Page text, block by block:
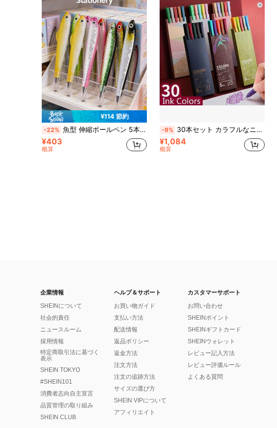
¥114 節約
-22% 魚型 伸縮ボールペン 5本セット、中字、プラスチック製、長方形、10代~大人向け、学校、オフィス、エンターテインメントに最適、生徒や筆記具愛好家への特別なギフト、母の日やナースの日にもぴったり
¥403
概算
-9% 30本セット カラフルなニュートラルペン、0.5mmチップ、モランディマカロンカラーパレット、ヴィンテージカラフルなニュートラルペン、ミニマリストな学校文房具
¥1,084
概算
企業情報
SHEINについて
社会的責任
ニュースルーム
採用情報
特定商取引法に基づく
表示
SHEIN TOKYO
#SHEIN101
消費者志向自主宣言
品質管理の取り組み
SHEIN CLUB
ヘルプ＆サポート
お買い物ガイド
支払い方法
配送情報
返品ポリシー
返金方法
注文方法
注文の追跡方法
サイズの選び方
SHEIN VIPについて
アフィリエイト
カスタマーサポート
お問い合わせ
SHEINポイント
SHEINギフトカード
SHEINウォレット
レビュー記入方法
レビュー評価ルール
よくある質問